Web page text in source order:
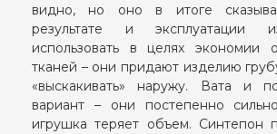
видно, но оно в итоге
результате и эксплуатации
использовать в целях экономии
тканей – они придают изделию
«выскакивать» наружу. Вата и
вариант – они постепенно
игрушка теряет объем. Синтепон